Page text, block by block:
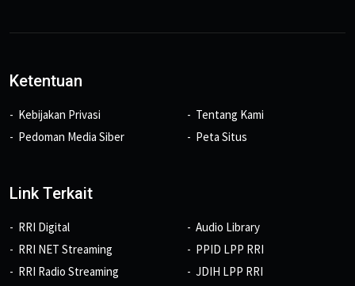
Ketentuan
Kebijakan Privasi
Pedoman Media Siber
Tentang Kami
Peta Situs
Link Terkait
RRI Digital
RRI NET Streaming
RRI Radio Streaming
Audio Library
PPID LPP RRI
JDIH LPP RRI